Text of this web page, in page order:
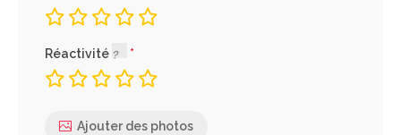
Réactivité
Ajouter des photos